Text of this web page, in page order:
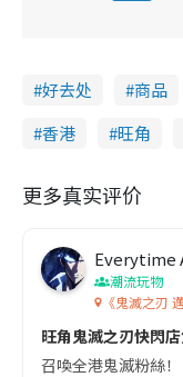
好去处 商品
香港
旺角
更多真实评价
Everytime
潮流玩物
《鬼滅之刃
旺角鬼滅之刃快閃
召喚全港鬼滅粉絲